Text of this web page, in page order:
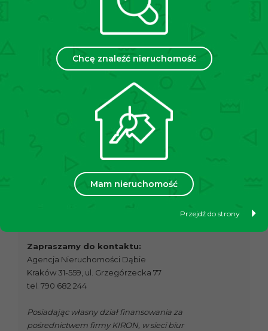
Chcę znaleźć nieruchomość
Mam nieruchomość
Przejdź do strony
administracyjny na poziomie ok. 930 zł (dla 3 osób).
Budynek położony jest w spokojnej dzielnicy Dąbie,
która charakteryzuje się doskonałym połączeniem
znajdują się malownicze tereny spacerowe, bulwary
wiślane oraz liczne ścieżki rowerowe, które zapewniają
idealne warunki do rekreacji na świeżym powietrzu.
Dzielnica posiada rozwiniętą infrastrukturę, w tym
szkoły, przedszkola, sklepy, restauracje oraz punkty
– Tramwaj przystanek Dąbie (350 m)
– Autobus przystanek Dąbie (300 m)
Zapraszamy do kontaktu:
Agencja Nieruchomości Dąbie
Kraków 31-559, ul. Grzegórzecka 77
tel. 790 682 244
Posiadając własny dział finansowania za
pośrednictwem firmy KIRON, w sieci biur